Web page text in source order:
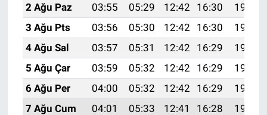
2 Ağu Paz
03:55 05:29 12:42 16:30
19:45
3 Ağu Pts
03:56 05:30 12:42 16:30
19:44
4 Ağu Sal
03:57 05:31 12:42 16:29
19:43
5 Ağu Çar
03:59 05:32 12:42 16:29
19:42
6 Ağu Per
04:00 05:32 12:42 16:29
19:41
7 Ağu Cum
04:01 05:33 12:41 16:28
19:39